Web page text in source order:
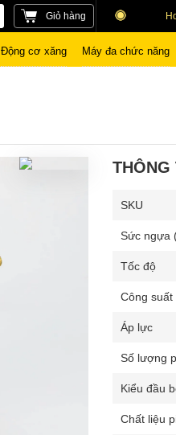
Giỏ hàng
Động cơ xăng Máy đa chức năng
THÔNG
SKU
Sức ngựa
Tốc độ
Công suất
Áp lực
Số lượng
Kiểu đầu
Chất liệu